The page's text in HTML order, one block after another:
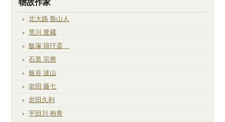
物故作家
北大路 魯山人
荒川 豊藏
飯塚 琅玕斎
石黒 宗麿
板谷 波山
岩田 藤七
岩田久利
宇田川 抱青